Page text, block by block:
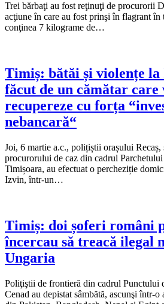
Trei bărbaţi au fost reţinuţi de procurorii
acţiune în care au fost prinşi în flagrant
conţinea 7 kilograme de…
Timiș: bătăi și violențe la
făcut de un cămătar care
recupereze cu forța
nebancară“
Joi, 6 martie a.c., polițiștii orașului Recaș,
procurorului de caz din cadrul Parchetului
Timișoara, au efectuat o percheziție
Izvin, într-un…
Timiș: doi șoferi români
încercau să treacă ilegal
Ungaria
Poliţiştii de frontieră din cadrul Punctului
Cenad au depistat sâmbătă, ascunşi într-